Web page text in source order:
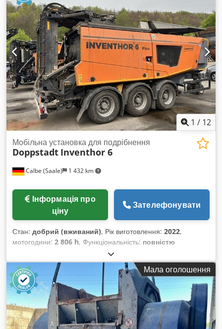
1 / 12
Calbe (Saale) 1 432 km
Мобільна установка для подрібнення
Doppstadt Inventhor 6
ціну
Зателефонувати
Стан: добрий (вживаний), Рік виготовлення: 2022,
мотогодини: 2 806 h, Функціональність: повністю
, Комплектація: Базовий пакет Inventhor
Type 6 Система Load-Sensing Паливний бак 500 літрів
Поздовжній транспортер: довжина стрічки 2 900 мм, ширина
стрічки 800 мм Центрально розташовані змащувальні
планки 24-В електричне керування — додатковий
електронасос для роботи наступних функцій при
вимкненому двигуні: "Підйом/опускання/складання задньої
конвеєрної стрічки, відкриття/закриття гребінчастої заслінки,
Мала оголошення